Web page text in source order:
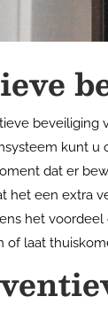
beveiliging
kunt u
dat er
het een extra
het voordeel
of laat